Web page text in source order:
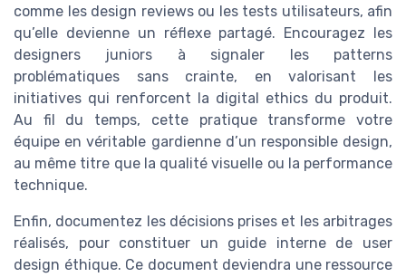
comme les design reviews ou les tests utilisateurs, afin
qu’elle devienne un réflexe partagé. Encouragez les
designers juniors à signaler les patterns
problématiques sans crainte, en valorisant les
initiatives qui renforcent la digital ethics du produit.
Au fil du temps, cette pratique transforme votre
équipe en véritable gardienne d’un responsible design,
au même titre que la qualité visuelle ou la performance
technique.
Enfin, documentez les décisions prises et les arbitrages
réalisés, pour constituer un guide interne de user
design éthique. Ce document deviendra une ressource